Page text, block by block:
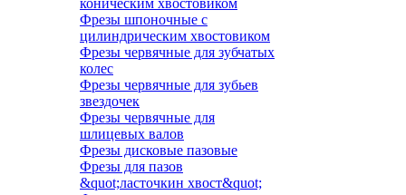
коническим хвостовиком
Фрезы шпоночные с
цилиндрическим хвостовиком
Фрезы червячные для зубчатых
колес
Фрезы червячные для зубьев
звездочек
Фрезы червячные для
шлицевых валов
Фрезы дисковые пазовые
Фрезы для пазов
&quot;ласточкин хвост&quot;